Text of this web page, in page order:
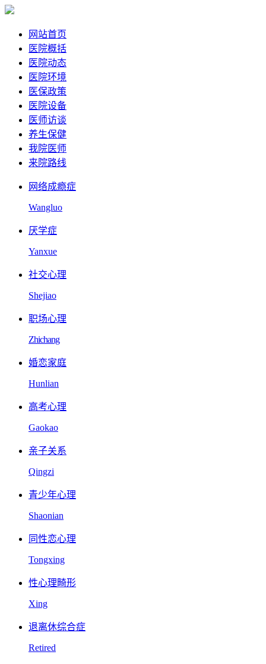
网站首页
医院概括
医院动态
医院环境
医保政策
医院设备
医师访谈
养生保健
我院医师
来院路线
网络成瘾症
Wangluo
厌学症
Yanxue
社交心理
Shejiao
职场心理
Zhichang
婚恋家庭
Hunlian
高考心理
Gaokao
亲子关系
Qingzi
青少年心理
Shaonian
同性恋心理
Tongxing
性心理畸形
Xing
退离休综合症
Retired